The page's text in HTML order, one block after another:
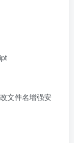
文件名增强安